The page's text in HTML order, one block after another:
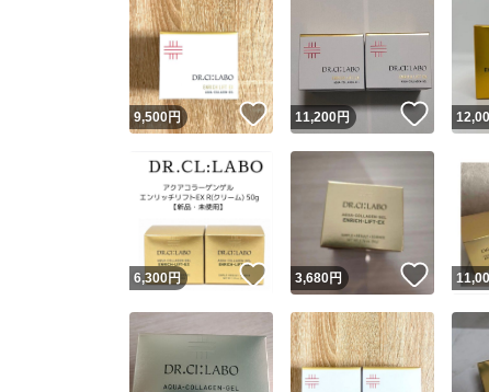
安
9,500円 いいね！
11,200円 いいね
6,300円 いいね！
3,680円 いいね